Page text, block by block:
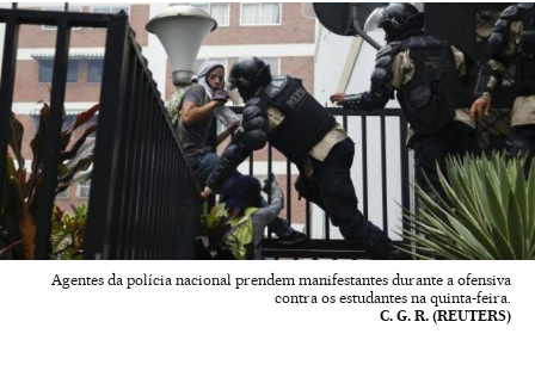
Agentes da polícia nacional prendem manifestantes durante a ofensiva
contra os estudantes na quinta-feira.
C. G. R. (REUTERS)